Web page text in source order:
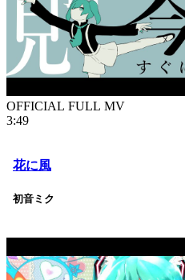
OFFICIAL FULL MV
3:49
花に風
初音ミク